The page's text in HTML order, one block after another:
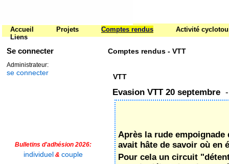
Accueil Projets Comptes rendus
Activité
Liens
Se connecter
Administrateur:
se connecter
Bulletins d'adhésion 2026:
individuel & couple
Comptes rendus - VTT
VTT
Evasion VTT 20 septembre
Après la rude
avait hâte de savoir où en
Pour cela un circuit